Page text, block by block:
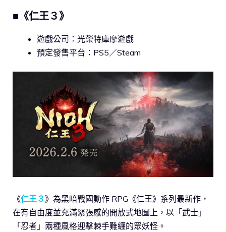
■《仁王３》
遊戲公司：光榮特庫摩遊戲
預定發售平台：PS5／Steam
《仁王３》為黑暗戰國動作 RPG《仁王》系列最新作，
在有自由度並充滿緊張感的開放式地圖上，以「武士」
「忍者」兩種風格迎擊棘手難纏的眾妖怪。